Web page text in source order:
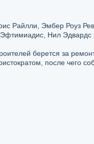
Райлли, Эмбер Роуз
Нил Эдвардс
берется за
после чего